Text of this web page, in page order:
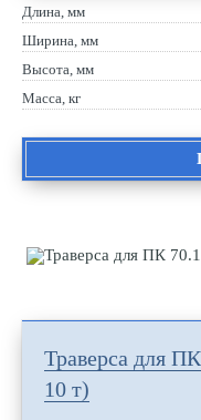
Длина, мм
Ширина, мм
Высота, мм
Масса, кг
Траверса для
10 т)